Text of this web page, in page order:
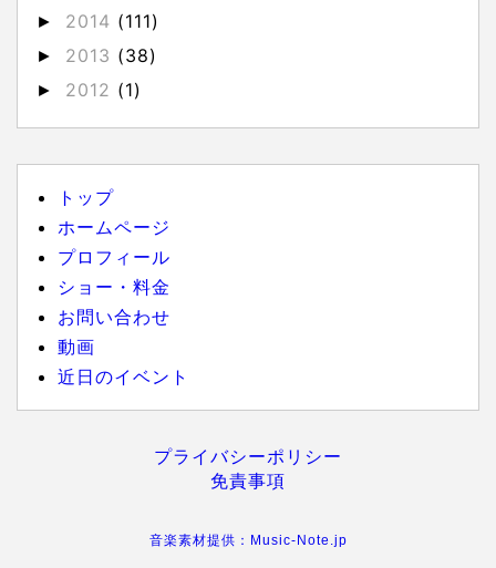
► 2014 (111)
► 2013 (38)
► 2012 (1)
トップ
ホームページ
プロフィール
ショー・料金
お問い合わせ
動画
近日のイベント
プライバシーポリシー
免責事項
音楽素材提供：Music-Note.jp